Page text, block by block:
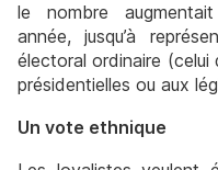
le nombre
année, jusqu’à
électoral ordinaire (celui
présidentielles ou aux
Un vote ethnique